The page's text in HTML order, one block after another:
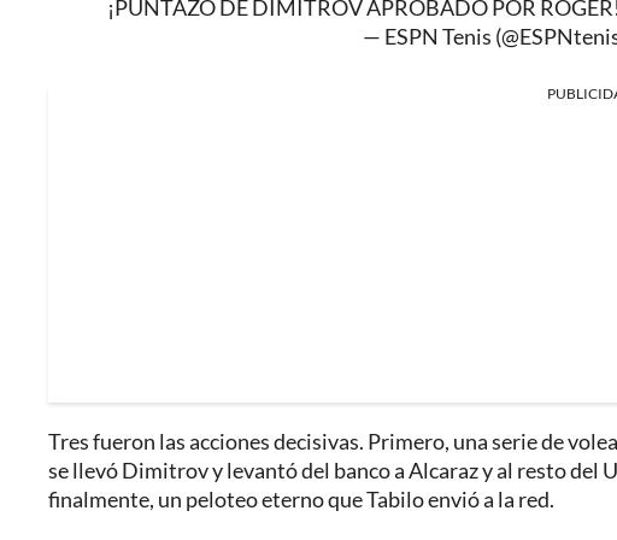
¡PUNTAZO DE DIMITROV APROBADO POR
— ESPN Tenis
Tres fueron las acciones decisivas. Primero, una serie de
se llevó Dimitrov y levantó del banco a Alcaraz y al resto del
finalmente, un peloteo eterno que Tabilo envió a la red.